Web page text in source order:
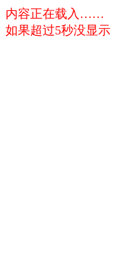
内容正在载入……
如果超过5秒没显示